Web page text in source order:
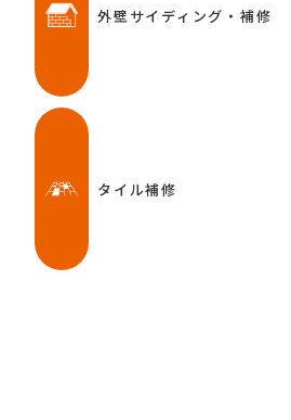
外壁サイディング・補修
タイル補修